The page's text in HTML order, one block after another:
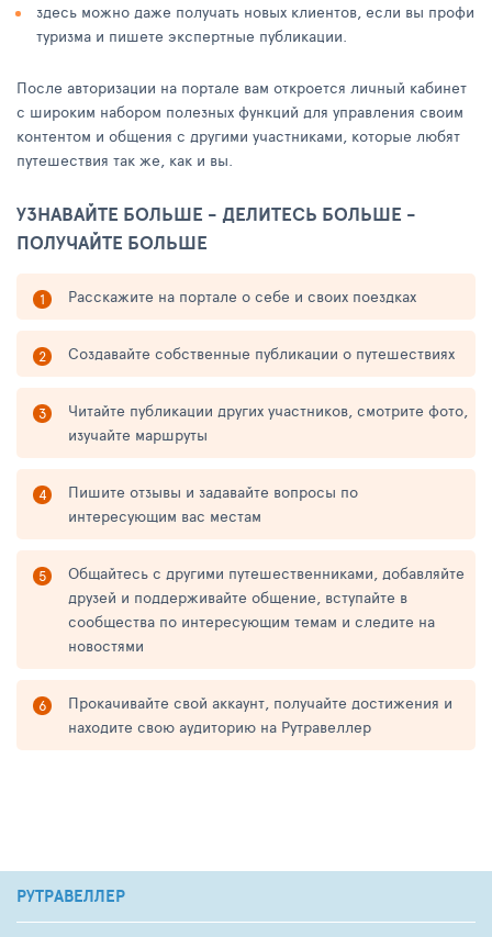
здесь можно даже получать новых клиентов, если вы профи
туризма и пишете экспертные публикации.
После авторизации на портале вам откроется личный кабинет
с широким набором полезных функций для управления своим
контентом и общения с другими участниками, которые любят
путешествия так же, как и вы.
УЗНАВАЙТЕ БОЛЬШЕ - ДЕЛИТЕСЬ БОЛЬШЕ -
ПОЛУЧАЙТЕ БОЛЬШЕ
Расскажите на портале о себе и своих поездках
Создавайте собственные публикации о путешествиях
Читайте публикации других участников, смотрите фото,
изучайте маршруты
Пишите отзывы и задавайте вопросы по
интересующим вас местам
Общайтесь с другими путешественниками, добавляйте
друзей и поддерживайте общение, вступайте в
сообщества по интересующим темам и следите на
новостями
Прокачивайте свой аккаунт, получайте достижения и
находите свою аудиторию на Рутравеллер
РУТРАВЕЛЛЕР